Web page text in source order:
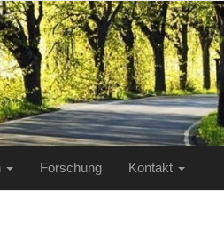
Forschung Kontakt